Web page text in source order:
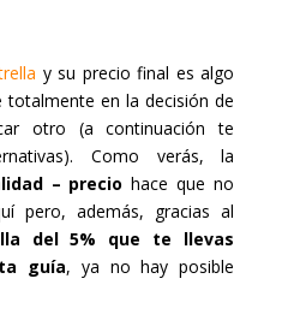
y su precio final es algo
totalmente en la decisión de
otro (a continuación te
Como verás, la
– precio hace que no
pero, además, gracias al
del 5% que te llevas
guía, ya no hay posible